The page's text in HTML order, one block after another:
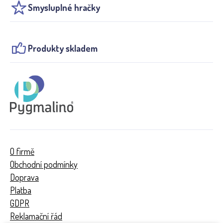
Smysluplné hračky
Produkty skladem
O firmě
Obchodní podmínky
Doprava
Platba
GDPR
Reklamační řád